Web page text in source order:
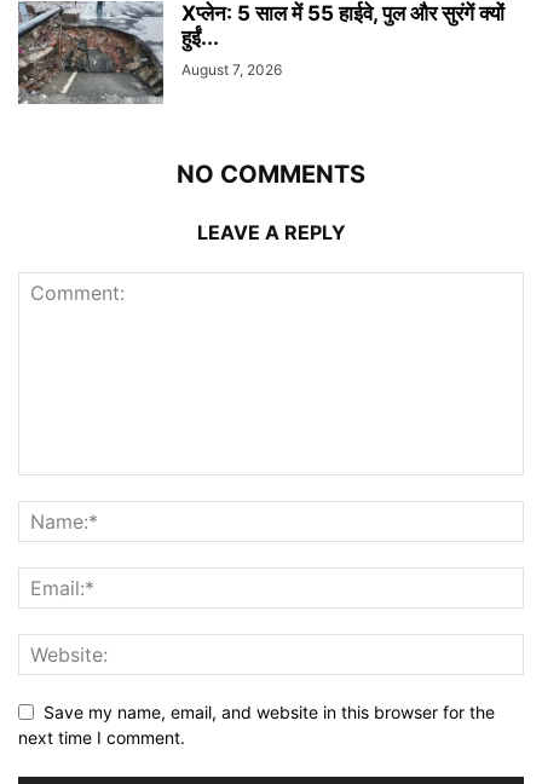
Xप्लेन: 5 साल में 55 हाईवे, पुल और सुरंगें क्यों
हुईं...
August 7, 2026
NO COMMENTS
LEAVE A REPLY
Save my name, email, and website in this browser for the
next time I comment.